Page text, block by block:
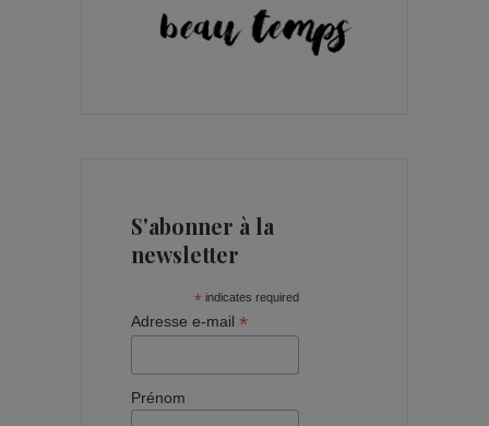
S'abonner à la
newsletter
* indicates required
Adresse e-mail *
Prénom